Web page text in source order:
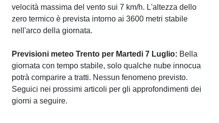
velocità massima del vento sui 7 km/h. L'altezza dello
zero termico è prevista intorno ai 3600 metri stabile
nell'arco della giornata.
Previsioni meteo Trento per Martedi 7 Luglio: Bella
giornata con tempo stabile, solo qualche nube innocua
potrà comparire a tratti. Nessun fenomeno previsto.
Seguici nei prossimi articoli per gli approfondimenti dei
giorni a seguire.